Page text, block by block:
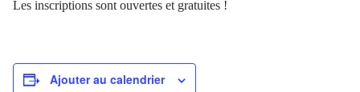
Les inscriptions sont ouvertes et gratuites !
Ajouter au calendrier